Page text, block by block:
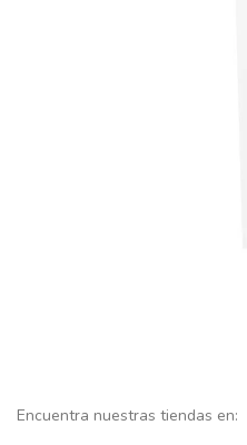
Encuentra nuestras tiendas en: